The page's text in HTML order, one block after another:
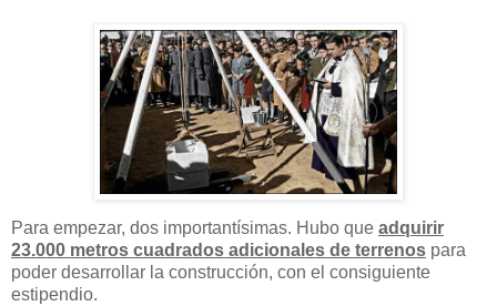
Para empezar, dos importantísimas. Hubo que adquirir
23.000 metros cuadrados adicionales de terrenos para
poder desarrollar la construcción, con el consiguiente
estipendio.